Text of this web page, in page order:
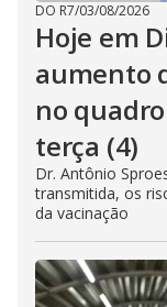
DO R7/03/08/2026
Hoje em
aumento
no
terça (4)
Dr. Antônio
transmitida, os
da vacinação